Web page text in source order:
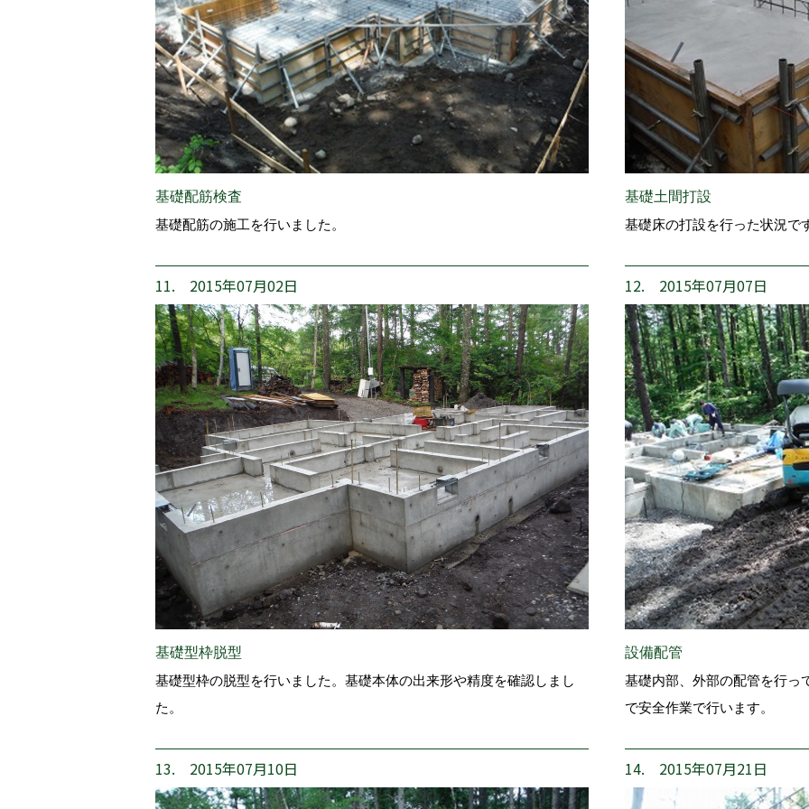
基礎配筋検査
基礎配筋の施工を行いました。
基礎土間打設
基礎床の打設を行った状況で
11. 2015年07月02日
基礎型枠脱型
基礎型枠の脱型を行いました。基礎本体の出来形や精度を確認しまし
た。
12. 2015年07月07日
設備配管
基礎内部、外部の配管を行っ
で安全作業で行います。
13. 2015年07月10日 14. 2015年07月21日